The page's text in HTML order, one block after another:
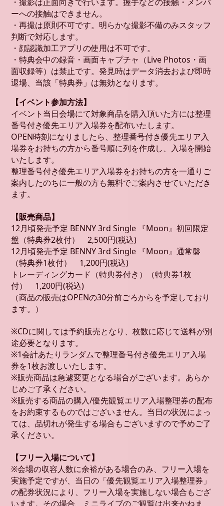
ーへの接触はできません。
・再撮は原則不可です。明らかな撮影不備のみスタッフ
判断で対応します。
・顔認識加工アプリの使用は不可です。
・特典会中の録音・画面キャプチャ（Live Photos・画
面収録等）は禁止です。発見時はデータ消去および即時
退場、当該「特典券」は無効となります。
【イベント参加方法】
イベント当日会場にて対象商品を購入頂いた方には整理
番号付き優先エリア入場券を配布いたします。
OPEN時刻になりましたら、整理番号付き優先エリア入
場券をお持ちの方から番号順に列を作成し、入場を開始
いたします。
整理番号付き優先エリア入場券をお持ちの方を一通りご
案内したのちに一般の方も無料でご案内させていただき
ます。
【販売商品】
12月頃発売予定 BENNY 3rd Single 『Moon』初回限定
盤（特典券2枚付） 2,500円(税込)
12月頃発売予定 BENNY 3rd Single 『Moon』通常盤
（特典券1枚付） 1,200円(税込)
トレーディングカード（特典券付き）（特典券1枚
付） 1,200円(税込)
（商品の販売はOPENの30分前ごろからを予定しており
ます。）
※CDに関しては予約販売となり、枚数に応じて送料が別
途必要となります。
※1会計あたりランダムで整理番号付き優先エリア入場
券を1枚お渡しいたします。
※販売商品は急遽変更となる場合がございます。あらか
じめご了承ください。
※販売する商品の購入/優先観覧エリア入場整理券の配布
をお約束するものではございません。当日の状況によっ
ては、品切れが発生する場合もございますので予めご了
承ください。
【フリー入場について】
※会場の収容人数に余裕がある場合のみ、フリー入場を
実施予定ですが、当日の「優先観覧エリア入場整理券」
の配券状況により、フリー入場を実施しない場合もござ
います。その場合、ミニライブのご観覧は出来かねま